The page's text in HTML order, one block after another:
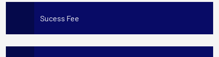
Sucess Fee